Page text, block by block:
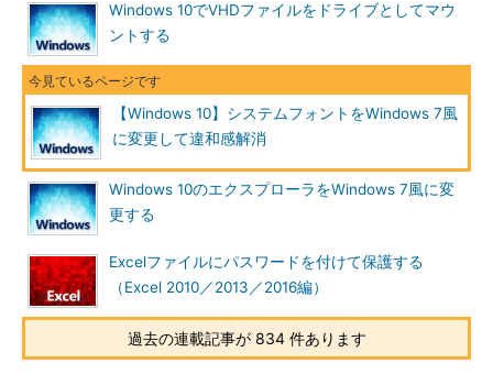
以下のWebページから「FontChanger.zip」をダウンロード
し、ZIPファイル内の「FontChanger.exe」を実行する。この
際、ZIPファイルを展開する必要はない。
Windows10フォントが汚いので一発変更!
（(株)フリースタ
イル ）
［Windows10フォントが汚いので一発変更！］ダイログが開く
ので、ここで設定したいシステムフォントを「Windows XP」
べばよい。Windows 10標準のシステムフォントである「Yu
Gothic UI」に戻す場合は、［Windows10フォントが汚いので一
発変更！］ダイアログで「Windows 10」を選ぶ。
Windows 10でVHDファイルをドライブとしてマウ
ントする
【Windows 10】システムフォントをWindows 7風
に変更して違和感解消
Windows 10のエクスプローラをWindows 7風に変
更する
Excelファイルにパスワードを付けて保護する
（Excel 2010／2013／2016編）
過去の連載記事が 834 件あります